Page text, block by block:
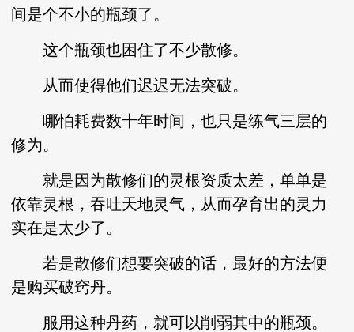
间是个不小的瓶颈了。
这个瓶颈也困住了不少散修。
从而使得他们迟迟无法突破。
哪怕耗费数十年时间，也只是练气三层的
修为。
就是因为散修们的灵根资质太差，单单是
依靠灵根，吞吐天地灵气，从而孕育出的灵力
实在是太少了。
若是散修们想要突破的话，最好的方法便
是购买破窍丹。
服用这种丹药，就可以削弱其中的瓶颈。